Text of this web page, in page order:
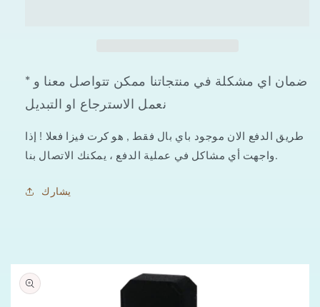
* ضمان اي مشكلة في منتجاتنا ممكن تتواصل معنا و
نعمل الاسترجاع او التبديل
طريق الدفع الان موجود باي بال فقط , هو كرت فيزا فعلا ! إذا
واجهت أي مشاكل في عملية الدفع ، يمكنك الاتصال بنا.
يشارك